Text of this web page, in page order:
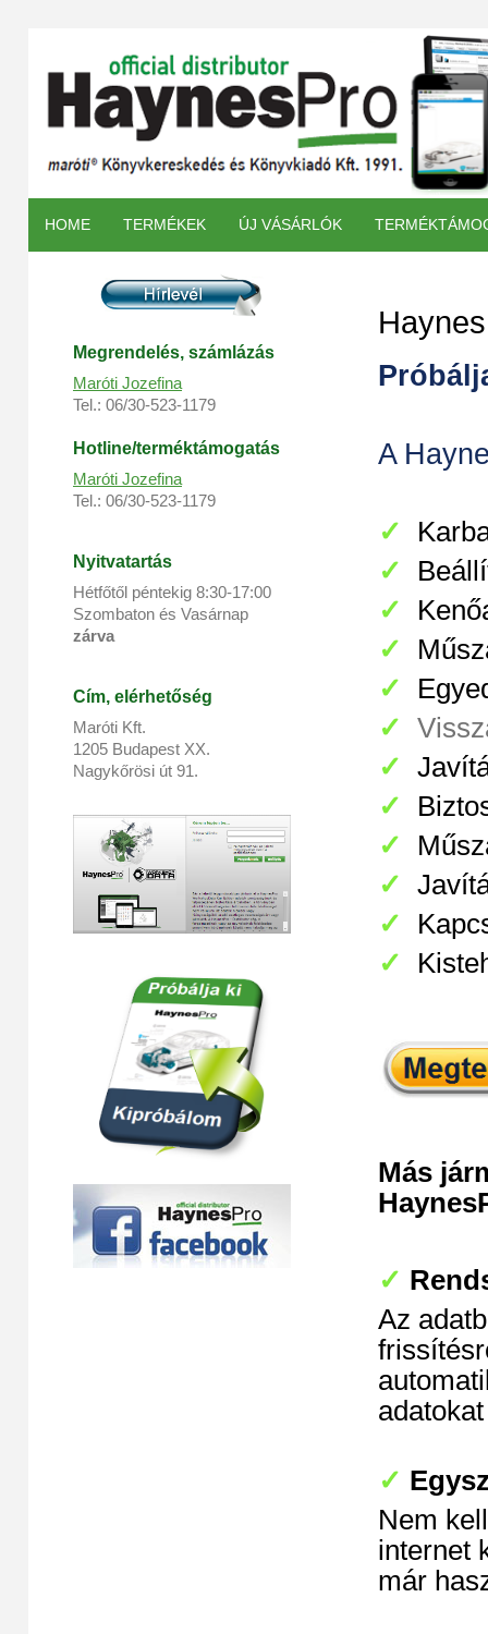
HOME TERMÉKEK ÚJ VÁSÁRLÓK
Megrendelés, számlázás
Maróti Jozefina
Tel.: 06/30-523-1179
Hotline/terméktámogatás
Maróti Jozefina
Tel.: 06/30-523-1179
Nyitvatartás
Hétfőtől péntekig 8:30-17:00
Szombaton és Vasárnap
zárva
Cím, elérhetőség
Maróti Kft.
1205 Budapest XX.
Nagykőrösi út 91.
A
✓
✓
✓
✓
✓
✓
✓
✓
✓
✓
✓
✓
Más
✓
Az
✓
Nem
internet
már